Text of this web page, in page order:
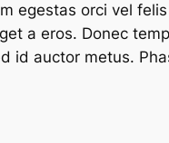
egestas orci vel
a eros. Donec
id auctor metus.